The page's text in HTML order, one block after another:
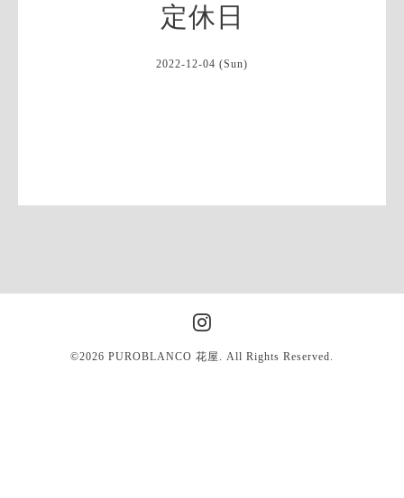
定休日
2022-12-04 (Sun)
©2026 PUROBLANCO 花屋 . All Rights Reserved.